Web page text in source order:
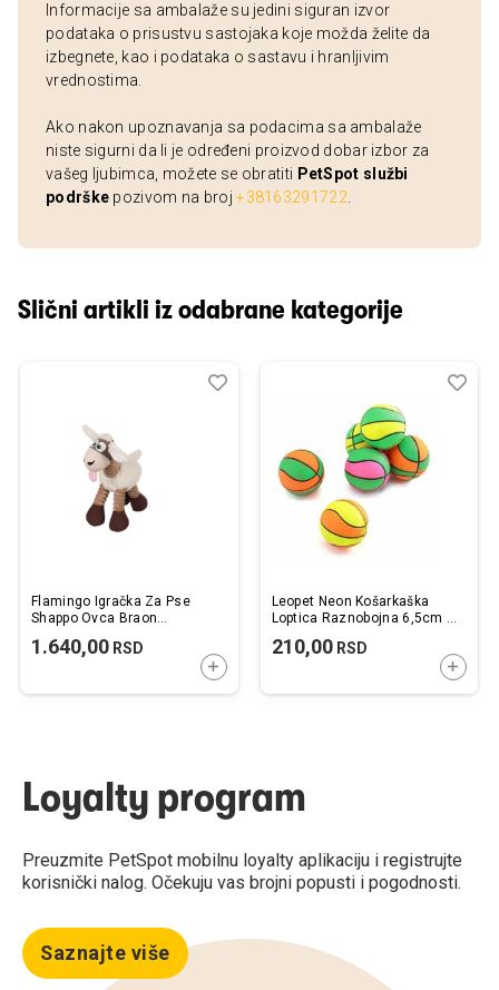
Informacije sa ambalaže su jedini siguran izvor
podataka o prisustvu sastojaka koje možda želite da
izbegnete, kao i podataka o sastavu i hranljivim
vrednostima.
Ako nakon upoznavanja sa podacima sa ambalaže
niste sigurni da li je određeni proizvod dobar izbor za
vašeg ljubimca, možete se obratiti PetSpot službi
podrške pozivom na broj+38163291722
Slični artikli iz odabrane kategorije
Flamingo Igračka Za Pse
Shappo Ovca Braon
1.640,00 RSD
DODAJTE U KORPU
Dodaj
Uporedi
Leopet Neon Košarkaška
Loptica Raznobojna 6,5cm /
210,00RSD
Loyalty program
Preuzmite PetSpot mobilnu loyalty aplikaciju i registrujte
korisnički nalog. Očekuju vas brojni popusti i pogodnosti.
Saznajte više